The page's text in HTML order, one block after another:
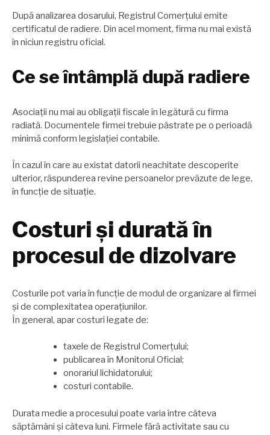
După analizarea dosarului, Registrul Comerțului emite
certificatul de radiere. Din acel moment, firma nu mai există
în niciun registru oficial.
Ce se întâmplă după radiere
Asociații nu mai au obligații fiscale în legătură cu firma
radiată. Documentele firmei trebuie păstrate pe o perioadă
minimă conform legislației contabile.
În cazul în care au existat datorii neachitate descoperite
ulterior, răspunderea revine persoanelor prevăzute de lege,
în funcție de situație.
Costuri și durată în
procesul de dizolvare
Costurile pot varia în funcție de modul de organizare al firmei
și de complexitatea operațiunilor.
În general, apar costuri legate de:
taxele de Registrul Comerțului;
publicarea în Monitorul Oficial;
onorariul lichidatorului;
costuri contabile.
Durata medie a procesului poate varia între câteva
săptămâni și câteva luni. Firmele fără activitate sau cu